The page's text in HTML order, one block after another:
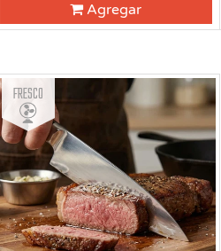
Agregar
Fresco